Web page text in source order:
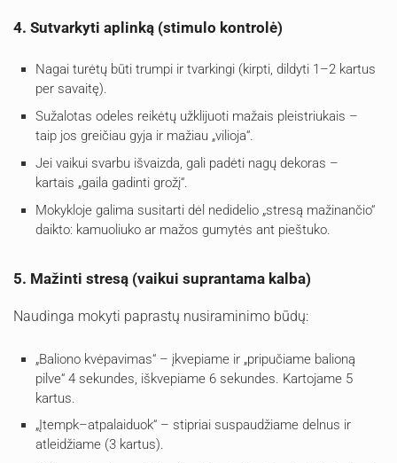
4. Sutvarkyti aplinką (stimulo kontrolė)
Nagai turėtų būti trumpi ir tvarkingi (kirpti, dildyti 1–2 kartus
per savaitę).
Sužalotas odeles reikėtų užklijuoti mažais pleistriukais –
taip jos greičiau gyja ir mažiau „vilioja“.
Jei vaikui svarbu išvaizda, gali padėti nagų dekoras –
kartais „gaila gadinti grožį“.
Mokykloje galima susitarti dėl nedidelio „stresą mažinančio“
daikto: kamuoliuko ar mažos gumytės ant pieštuko.
5. Mažinti stresą (vaikui suprantama kalba)
Naudinga mokyti paprastų nusiraminimo būdų:
„Baliono kvėpavimas“ – įkvepiame ir „pripučiame balioną
pilve“ 4 sekundes, iškvepiame 6 sekundes. Kartojame 5
kartus.
„Įtempk–atpalaiduok“ – stipriai suspaudžiame delnus ir
atleidžiame (3 kartus).